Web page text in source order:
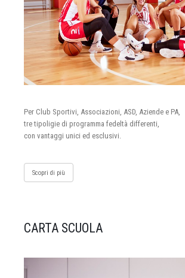
Per Club Sportivi, Associazioni, ASD, Aziende e PA,
tre tipoligie di programma fedeltà differenti,
con vantaggi unici ed esclusivi.
Scopri di più
CARTA SCUOLA